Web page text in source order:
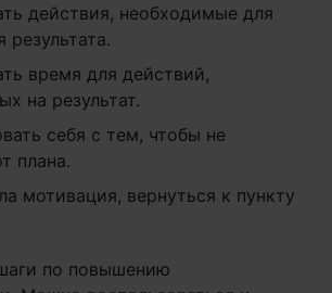
действия, необходимые для
время для действий,
на результат.
себя с тем, чтобы не
плана.
мотивация, вернуться к пункту
по повышению